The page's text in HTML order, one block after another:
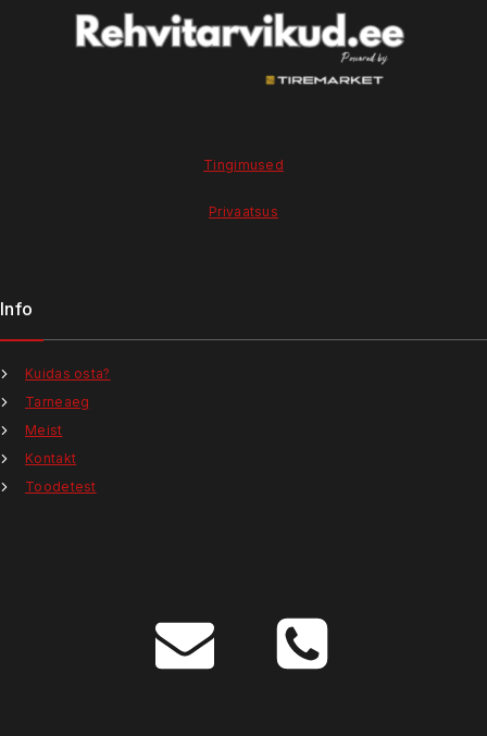
Tingimused
Privaatsus
Info
Kuidas osta?
Tarneaeg
Meist
Kontakt
Toodetest